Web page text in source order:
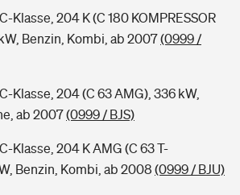
Klasse, 204 K (C 180 KOMPRESSOR
Benzin, Kombi, ab 2007(0999 /
Klasse, 204 (C 63 AMG), 336 kW,
ab 2007(0999 / BJS)
Klasse, 204 K AMG (C 63 T-
Benzin, Kombi, ab 2008 (0999 / BJU)